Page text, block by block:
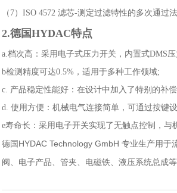
（7）ISO 4572 滤芯-测定过滤特性的多次通过法
2.德国HYDAC特点
a.档次高：采用电子式压力开关，内置式DMS
b检测精度可达0.5%，适用于多种工作领域;
c. 产品稳定性能好：在设计中加入了特别的补
d. 使用方便：机械电气连接简单，可通过按键
e寿命长：采用电子开关实现了无触点控制，与
德国HYDAC Technology GmbH 专业生产用于
阀、电子产品、 管夹 、电磁铁、液压系统总成